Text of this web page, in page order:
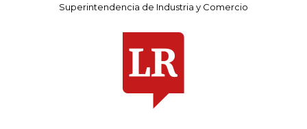
Superintendencia de Industria y Comercio